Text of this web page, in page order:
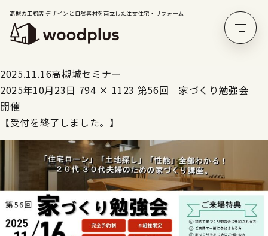
高槻の工務店 デザインと自然素材を両立した注文住宅・リフォーム
2025.11.16高槻城セミナー
2025年10月23日 794 × 1123 第56回 家づくり勉強会
開催
【受付を終了しました。】